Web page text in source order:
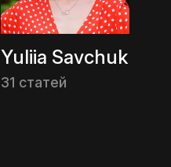
Yuliia Savchuk
31 статей